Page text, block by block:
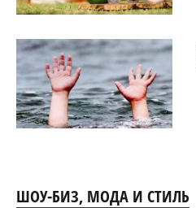
ШОУ-БИЗ, МОДА И СТИЛЬ